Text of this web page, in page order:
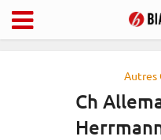
Autres
Ch